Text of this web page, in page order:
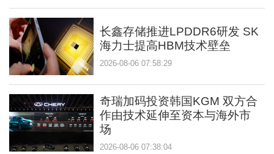
长鑫存储推进LPDDR6研发 SK
海力士提高HBM技术壁垒
2026-08-06 07:58:29
奇瑞加码投资韩国KGM 双方合
作由技术延伸至资本与海外市
场
2026-08-06 07:38:04